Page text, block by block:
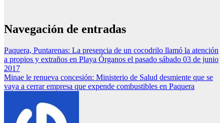
Navegación de entradas
Paquera, Puntarenas: La presencia de un cocodrilo llamó la atención
a propios y extraños en Playa Órganos el pasado sábado 03 de junio
2017
Minae le renueva concesión: Ministerio de Salud desmiente que se
vaya a cerrar empresa que expende combustibles en Paquera